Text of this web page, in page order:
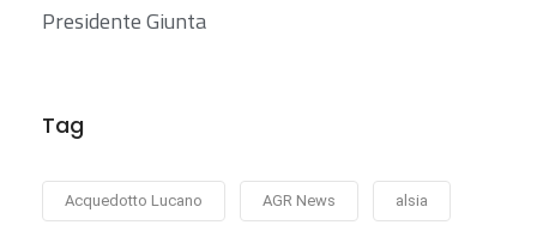
Presidente Giunta
Tag
Acquedotto Lucano AGR News alsia